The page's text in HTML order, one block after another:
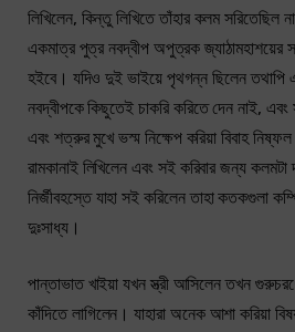
লিখিলেন, কিন্তু লিখিতে তাঁহার কলম সরিতেছিল
একমাত্র পুত্র নবদ্বীপ অপুত্রক জ্যাঠামহাশয়ের
হইবে। যদিও দুই ভাইয়ে পৃথগন্ন ছিলেন তথাপি
নবদ্বীপকে কিছুতেই চাকরি করিতে দেন নাই, এবং
এবং শত্রুর মুখে ভস্ম নিক্ষেপ করিয়া বিবাহ
রামকানাই লিখিলেন এবং সই করিবার জন্য
নির্জীবহস্তে যাহা সই করিলেন তাহা কতকগুলা
দুঃসাধ্য।
পান্তাভাত খাইয়া যখন স্ত্রী আসিলেন তখন
কাঁদিতে লাগিলেন। যাহারা অনেক আশা করিয়া